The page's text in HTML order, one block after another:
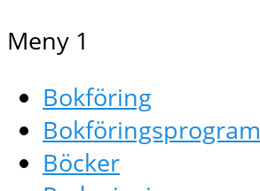
Meny 1
Bokföring
Bokföringsprogram
Böcker